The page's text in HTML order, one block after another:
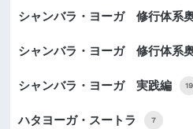
シャンバラ・ヨーガ 修行体系
シャンバラ・ヨーガ 修行体系
シャンバラ・ヨーガ 実践編 19
ハタヨーガ・スートラ 7